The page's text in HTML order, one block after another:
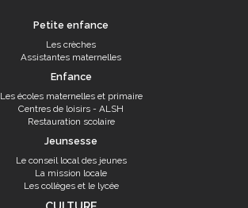
Petite enfance
Les crèches
Assistantes maternelles
Enfance
Les écoles maternelles et primaire
Centres de loisirs - ALSH
Restauration scolaire
Jeunsesse
Le conseil local des jeunes
La mission locale
Les collèges et le lycée